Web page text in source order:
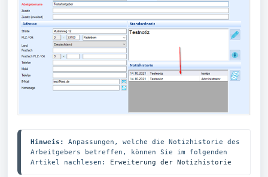
Hinweis:
Anpassungen, welche die Notizhistorie des
Arbeitgebers betreffen, können Sie im folgenden
Artikel nachlesen: Erweiterung der Notizhistorie